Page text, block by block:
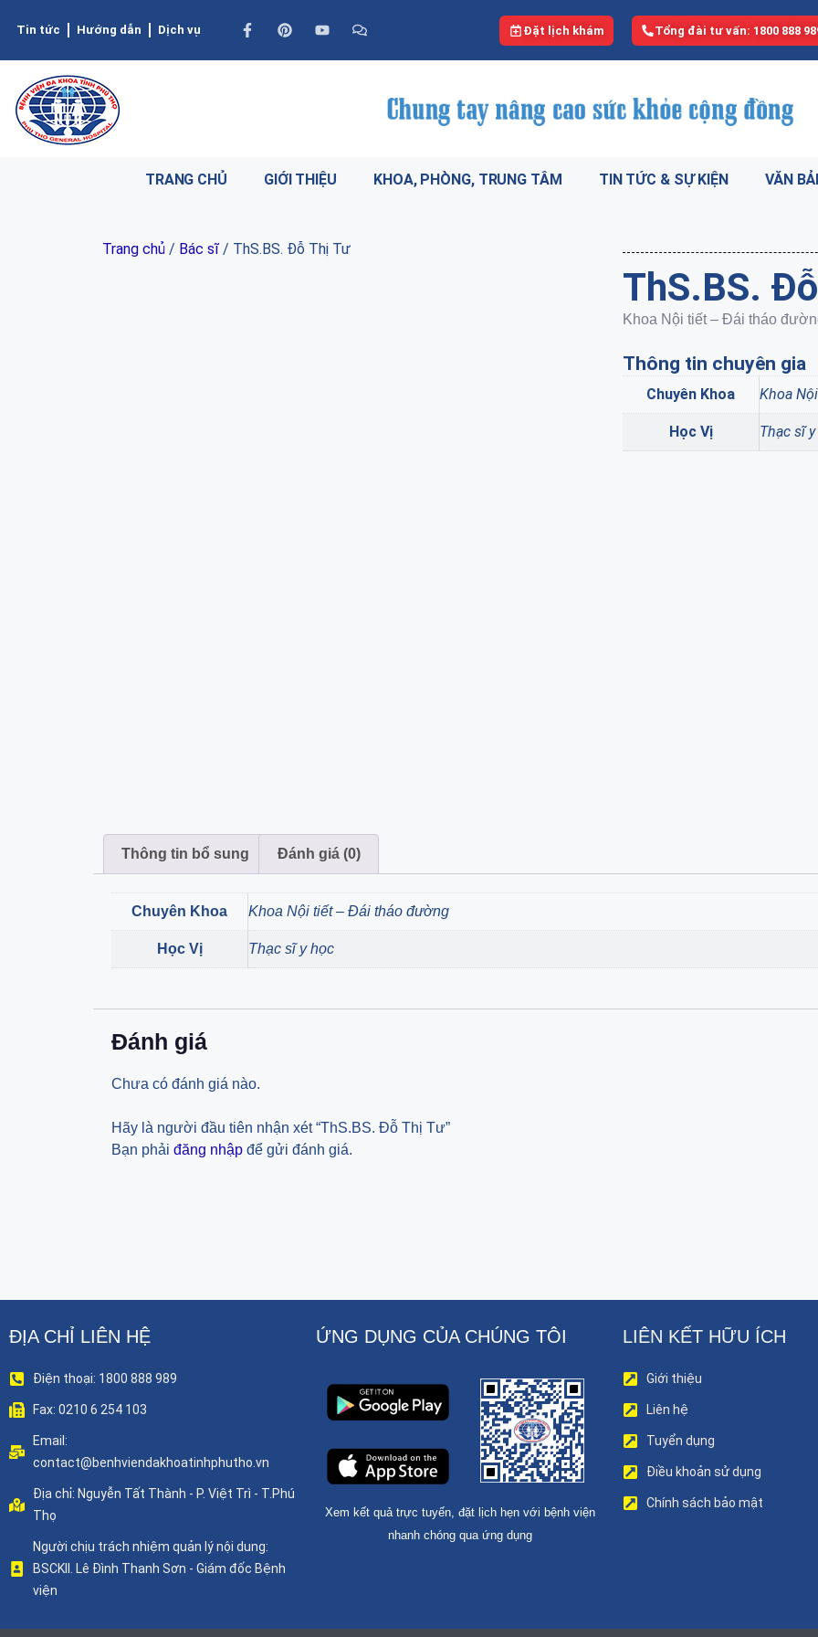
Tin tức Hướng dẫn Dịch vụ Đặt lịch khám Tổng đài tư vấn: 1800 888
TRANG CHỦ GIỚI THIỆU KHOA, PHÒNG, TRUNG TÂM TIN TỨC & SỰ KIỆN VĂN
Trang chủ / Bác sĩ/ ThS.BS. Đỗ Thị Tư
ThS.BS.
Khoa Nội tiết – Đái tháo
Thông tin chuyên gia
Chuyên Khoa Khoa
Học Vị Thạc sĩ
Thông tin bổ sung Đánh giá (0)
Chuyên Khoa Khoa Nội tiết – Đái tháo đường
Học Vị Thạc sĩ y học
Đánh giá
Chưa có đánh giá nào.
Hãy là người đầu tiên nhận xét “ThS.BS. Đỗ Thị Tư”
Bạn phải đăng nhập để gửi đánh giá.
ĐỊA CHỈ LIÊN HỆ
Điện thoại: 1800 888 989
Fax: 0210 6 254 103
Email:
contact@benhviendakhoatinhphutho.vn
Địa chỉ: Nguyễn Tất Thành - P. Việt Trì - T.Phú
Thọ
Người chịu trách nhiệm quản lý nội dung:
BSCKII. Lê Đình Thanh Sơn - Giám đốc Bệnh
viện
ỨNG DỤNG CỦA CHÚNG TÔI
Xem kết quả trực tuyến, đặt lịch hẹn với bệnh viện
nhanh chóng qua ứng dụng
LIÊN KẾT HỮU ÍCH
Giới thiệu
Liên hệ
Tuyển dụng
Điều khoản sử dụng
Chính sách bảo mật